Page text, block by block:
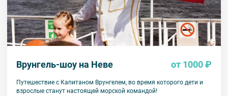
Врунгель-шоу на Неве от 1000 ₽
Путешествие с Капитаном Врунгелем, во время которого дети и
взрослые станут настоящей морской командой!